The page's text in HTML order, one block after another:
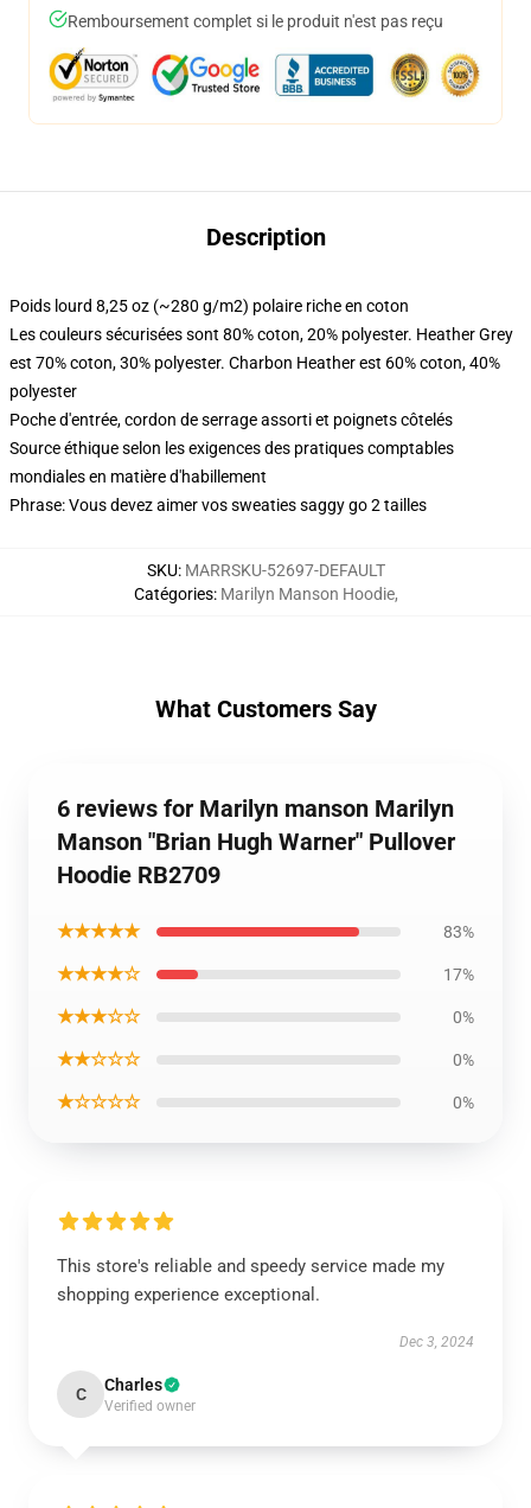
Remboursement complet si le produit n'est pas reçu
Description
Poids lourd 8,25 oz (~280 g/m2) polaire riche en coton
Les couleurs sécurisées sont 80% coton, 20% polyester. Heather Grey
est 70% coton, 30% polyester. Charbon Heather est 60% coton, 40%
polyester
Poche d'entrée, cordon de serrage assorti et poignets côtelés
Source éthique selon les exigences des pratiques comptables
mondiales en matière d'habillement
Phrase: Vous devez aimer vos sweaties saggy go 2 tailles
SKU: MARRSKU-52697-DEFAULT
Catégories: Marilyn Manson Hoodie,
What Customers Say
6 reviews for Marilyn manson Marilyn
Manson "Brian Hugh Warner" Pullover
Hoodie RB2709
★★★★★ 83%
★★★★☆ 17%
★★★☆☆ 0%
★★☆☆☆ 0%
★☆☆☆☆ 0%
This store's reliable and speedy service made my
shopping experience exceptional.
Dec 3, 2024
C Charles
Verified owner